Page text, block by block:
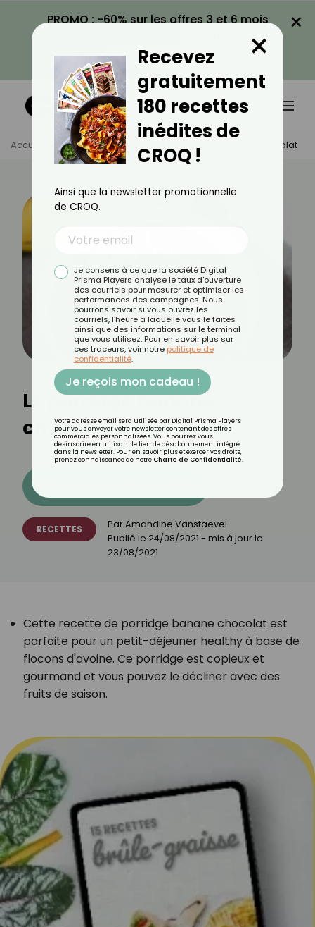
PROMO : -60% sur les offres 3 et 6 mois
VOIR LA PROMO
×
Accueil Actus Recettes Le Porridge Banane Chocolat
Le porridge banane
chocolat
RECETTES ParAmandine Vanstaevel
Publié le 24/08/2021 - mis à jour le
23/08/2021
Cette recette de porridge banane chocolat est
parfaite pour un petit-déjeuner healthy à base de
flocons d'avoine. Ce porridge est copieux et
gourmand et vous pouvez le décliner avec des
fruits de saison.
Recevez
gratuitement
180 recettes
inédites de
CROQ !
×
Ainsi que la newsletter promotionnelle
de CROQ.
Je consens à ce que la société Digital
Prisma Players analyse le taux d'ouverture
des courriels pour mesurer et optimiser les
performances des campagnes. Nous
pourrons savoir si vous ouvrez les
courriels, l'heure à laquelle vous le faites
ainsi que des informations sur le terminal
que vous utilisez. Pour en savoir plus sur
ces traceurs, voir notre politique de
confidentialité.
Je reçois mon cadeau !
Votre adresse email sera utilisée par Digital Prisma Players
pour vous envoyer votre newsletter contenant des offres
commerciales personnalisées. Vous pourrez vous
désinscrire en utilisant le lien de désabonnement intégré
dans la newsletter. Pour en savoir plus et exercer vos droits,
prenez connaissance de notre Charte de Confidentialité.